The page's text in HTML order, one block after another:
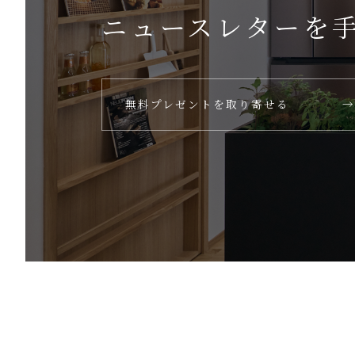
ニュースレターを
無料プレゼントを取り寄せる →